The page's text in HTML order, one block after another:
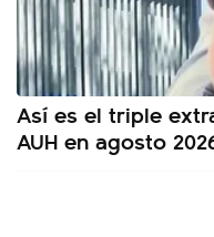
Así es el triple
AUH en agosto